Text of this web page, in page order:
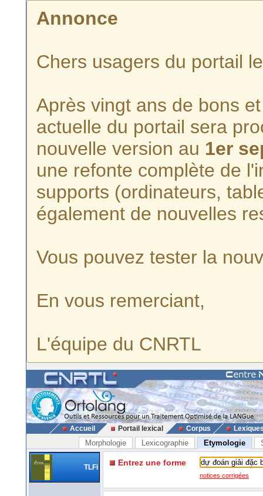
Annonce
Chers usagers du portail
Après vingt ans de bons
actuelle du portail sera
nouvelle version au 1er
une refonte complète de
supports (ordinateurs,
également de nouvelles
Vous pouvez tester la
En vous remerciant,
L'équipe du CNRTL
Accueil Portail lexical Corpus
Morphologie Lexicographie Etymologie
TLFi Entrez une forme
notices corrigées